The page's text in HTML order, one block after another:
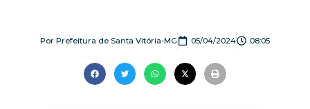
Por Prefeitura de Santa Vitória-MG 05/04/2024 08:05